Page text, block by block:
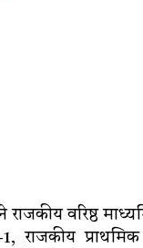
वरिष्ठ
राजकीय